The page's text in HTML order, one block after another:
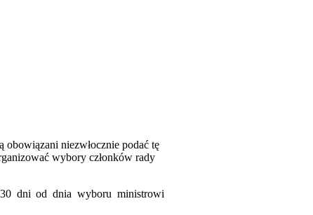
niezwłocznie podać tę
wybory członków rady
dni od dnia wyboru ministrowi